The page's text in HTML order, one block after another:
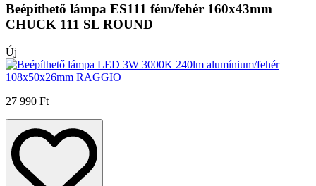
Beépíthető lámpa ES111 fém/fehér 160x43mm
CHUCK 111 SL ROUND
Új
27 990 Ft